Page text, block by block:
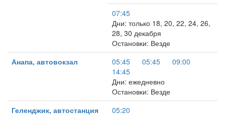
07:45
Дни: только 18, 20, 22, 24, 26,
28, 30 декабря
Остановки: Везде
Анапа, автовокзал
05:45 05:45
09:00
14:45
Дни: ежедневно
Остановки: Везде
Геленджик, автостанция
05:20